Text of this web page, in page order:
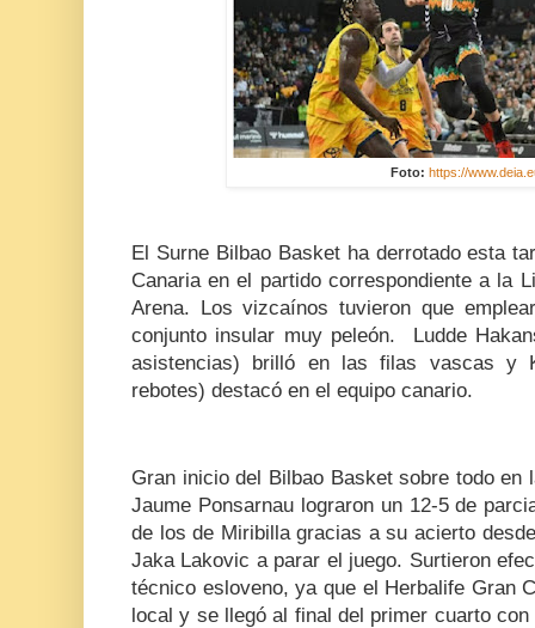
Foto: https://
El Surne Bilbao Basket ha derrotado esta
Canaria en el partido correspondiente a la
Arena. Los vizcaínos tuvieron que
conjunto insular muy peleón. Ludde
asistencias) brilló en las filas vascas y
rebotes) destacó en el equipo canario.
Gran inicio del Bilbao Basket sobre todo
Jaume Ponsarnau lograron un 12-5 de
de los de Miribilla gracias a su acierto
Jaka Lakovic a parar el juego. Surtieron
técnico esloveno, ya que el Herbalife Gran
local y se llegó al final del primer cuarto